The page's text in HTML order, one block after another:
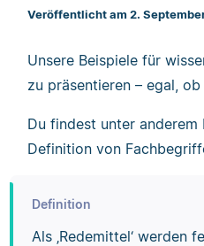
Veröffentlicht am 2.
Unsere Beispiele für
zu präsentieren – egal,
Du findest unter
Definition von
Definition
Als ‚Redemittel‘ werden